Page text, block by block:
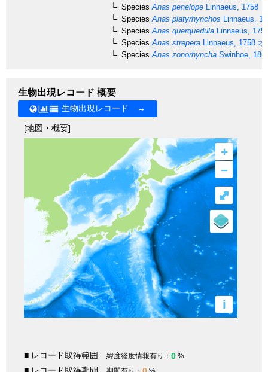
Species Anas penelope Linnaeus, 1758
Species Anas platyrhynchos Linnaeus,
Species Anas querquedula Linnaeus,
Species Anas strepera Linnaeus, 1758 オ
Species Anas zonorhyncha Swinhoe,
生物出現レコード 概要
生物出現レコード →
[地図・概要]
+
–
i
⤢
■ レコード取得範囲 緯度経度情報有り： 0 %